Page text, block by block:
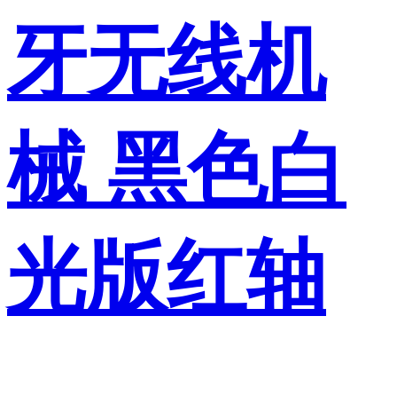
牙无线机
械 黑色白
光版红轴